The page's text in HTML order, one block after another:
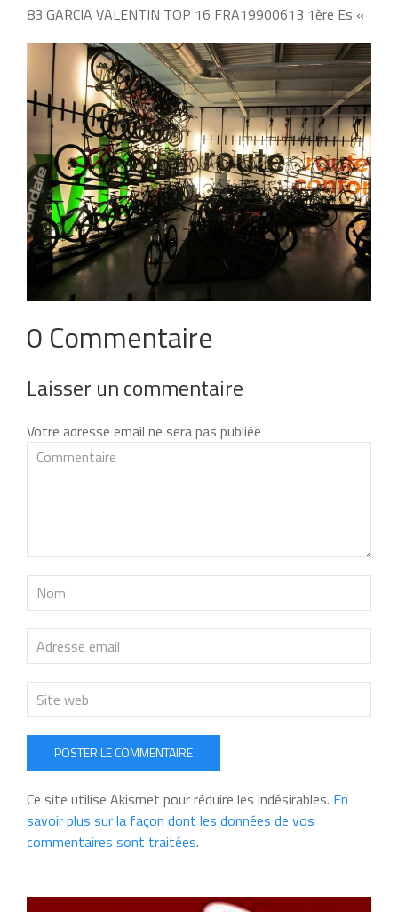
83 GARCIA VALENTIN TOP 16 FRA19900613 1ère Es «
0 Commentaire
Laisser un commentaire
Votre adresse email ne sera pas publiée
POSTER LE COMMENTAIRE
Ce site utilise Akismet pour réduire les indésirables. En
savoir plus sur la façon dont les données de vos
commentaires sont traitées.